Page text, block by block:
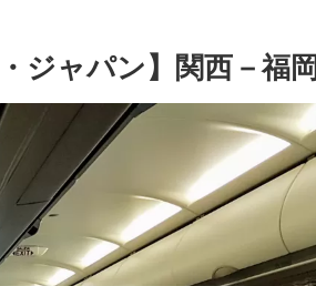
ジャパン】関西－福岡